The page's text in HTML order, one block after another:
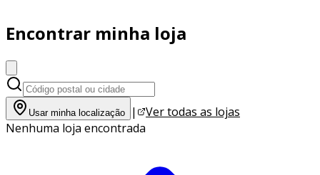
Encontrar minha loja
Usar minha localização |
Ver todas as lojas
Nenhuma loja encontrada